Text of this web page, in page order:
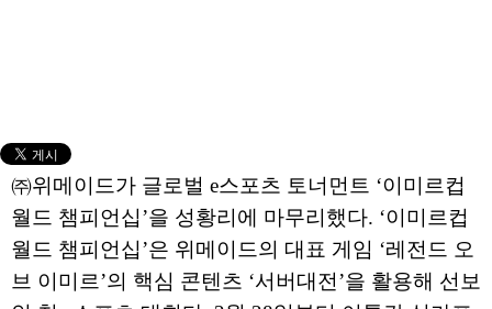
㈜위메이드가 글로벌 e스포츠 토너먼트 ‘이미르컵
월드 챔피언십’을 성황리에 마무리했다. ‘이미르컵
월드 챔피언십’은 위메이드의 대표 게임 ‘레전드 오
브 이미르’의 핵심 콘텐츠 ‘서버대전’을 활용해 선보